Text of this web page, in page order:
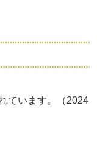
ています。（2024